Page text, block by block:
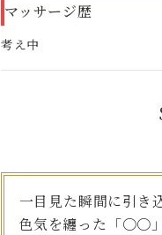
マッサージ歴
考え中
一目見た瞬間に引き
色気を纏った「〇〇